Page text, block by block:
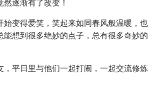
逐渐有了改变！
始变得爱笑，笑起来如同春风般温暖，也
能想到很多绝妙的点子，总有很多奇妙的
，平日里与他们一起打闹，一起交流修炼